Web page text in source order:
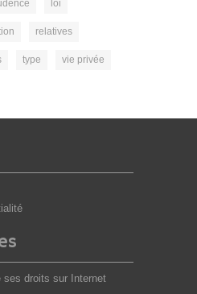
loi
relatives
type vie privée
ses droits sur Internet